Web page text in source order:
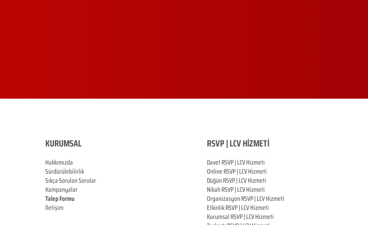
KURUMSAL
Hakkımızda
Sürdürülebilirlik
Sıkça Sorulan Sorular
Kampanyalar
Talep Formu
İletişim
RSVP | LCV HİZMETİ
Davet RSVP | LCV Hizmeti
OnlineRSVP |LCV Hizmeti
DüğünRSVP |LCV Hizmeti
NikahRSVP |LCV Hizmeti
OrganizasyonRSVP |LCV Hizmeti
EtkinlikRSVP |LCV Hizmeti
KurumsalRSVP |LCV Hizmeti